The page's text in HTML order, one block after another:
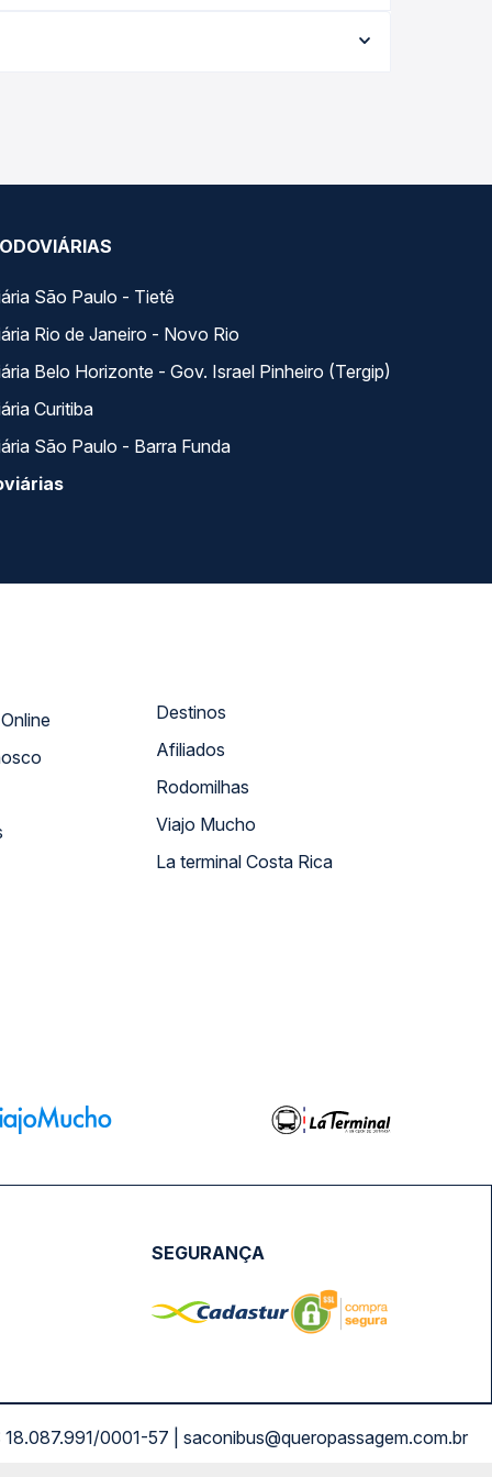
em tempo real e garante a melhor oferta
São Paulo - Tietê
Rio de Janeiro - Novo Rio
Belo Horizonte - Gov. Israel Pinheiro (Tergip)
Curitiba
São Paulo - Barra Funda
Atendimento Online
Destinos
Afiliados
Rodomilhas
Viajo Mucho
La terminal Costa Rica
SEGURANÇA
0001-57 | saconibus@queropassagem.com.br